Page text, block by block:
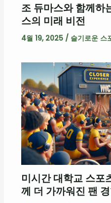
조 듀마스와 함께하
스의 미래 비전
4월 19, 2025 / 슬기로운 스
미시간 대학교 스
께 더 가까워진 팬